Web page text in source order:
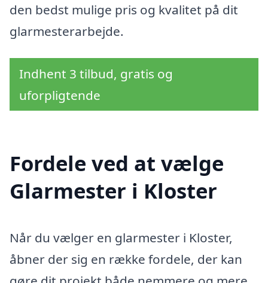
den bedst mulige pris og kvalitet på dit
glarmesterarbejde.
Indhent 3 tilbud, gratis og
uforpligtende
Fordele ved at vælge
Glarmester i Kloster
Når du vælger en glarmester i Kloster,
åbner der sig en række fordele, der kan